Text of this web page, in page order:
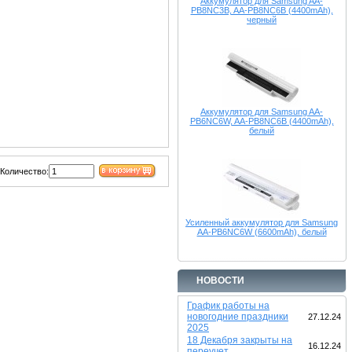
PB8NC3B, AA-PB8NC6B (4400mAh),
черный
Аккумулятор для Samsung AA-
PB6NC6W, AA-PB8NC6B (4400mAh),
белый
Усиленный аккумулятор для Samsung
AA-PB6NC6W (6600mAh), белый
НОВОСТИ
График работы на
новогодние праздники
2025
27.12.24
18 Декабря закрыты на
16.12.24
Количество: